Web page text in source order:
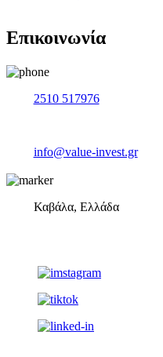
Επικοινωνία
2510 517976
info@value-invest.gr
Καβάλα, Ελλάδα